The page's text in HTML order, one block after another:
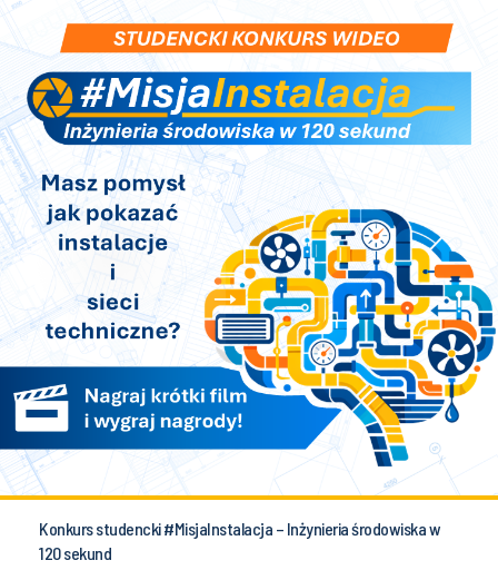
Konkurs studencki #MisjaInstalacja – Inżynieria środowiska w
120 sekund